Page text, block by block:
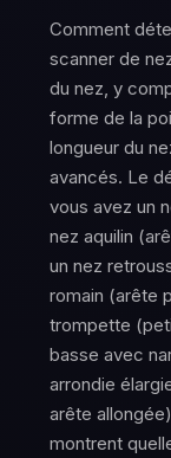
Comment
scanner de
du nez, y
forme de la
longueur du
avancés. Le
vous avez un
nez aquilin
un nez
romain (arête
trompette
basse avec
arrondie
arête
montrent